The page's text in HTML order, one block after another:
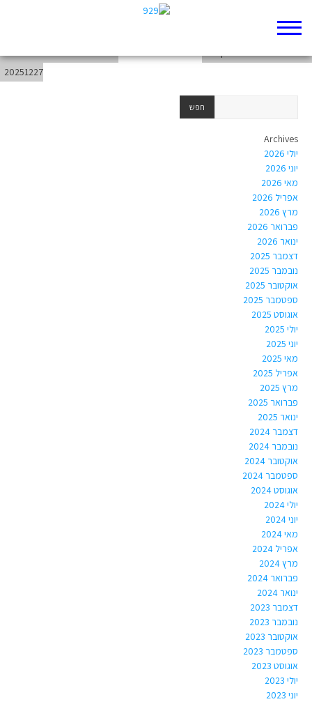
20251227
Archives
יולי 2026
יוני 2026
מאי 2026
אפריל 2026
מרץ 2026
פברואר 2026
ינואר 2026
דצמבר 2025
נובמבר 2025
אוקטובר 2025
ספטמבר 2025
אוגוסט 2025
יולי 2025
יוני 2025
מאי 2025
אפריל 2025
מרץ 2025
פברואר 2025
ינואר 2025
דצמבר 2024
נובמבר 2024
אוקטובר 2024
ספטמבר 2024
אוגוסט 2024
יולי 2024
יוני 2024
מאי 2024
אפריל 2024
מרץ 2024
פברואר 2024
ינואר 2024
דצמבר 2023
נובמבר 2023
אוקטובר 2023
ספטמבר 2023
אוגוסט 2023
יולי 2023
יוני 2023